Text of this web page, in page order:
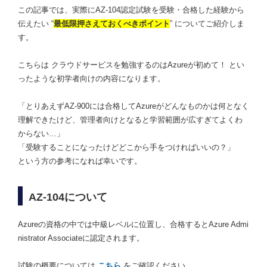
この記事では、実際にAZ-104認定試験を受験・合格した経験から
伝えたい “最低限押さえておくべきポイント” についてご紹介しま
す。
こちらは クラウドサービスを勉強するのはAzureが初めて！ とい
ったような初学者向けの内容になります。
「とりあえずAZ-900には合格してAzureがどんなものかは何となく
理解できたけど、管理者向けとなると学習範囲が広すぎてよくわ
からない…」
「受験することになったけどどこから手をつければいいの？」
という方の参考になれば幸いです。
AZ-104について
Azureの資格の中では中級レベルに位置し、合格するとAzure Admi
nistrator Associateに認定されます。